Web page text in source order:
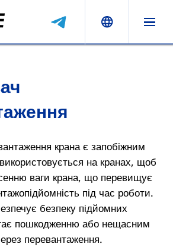
крана є запобіжним
на кранах, щоб
ваги крана, що перевищує
під час роботи.
безпеку підйомних
пошкодженню або нещасним
перевантаження.